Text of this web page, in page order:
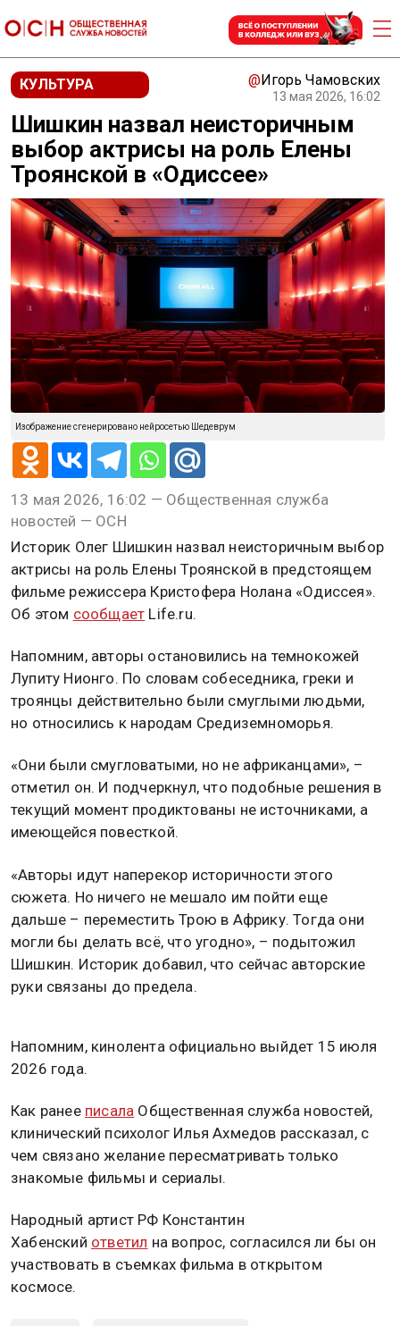
КУЛЬТУРА @Игорь Чамовских
13 мая 2026, 16:02
Шишкин назвал неисторичным
выбор актрисы на роль Елены
Троянской в «Одиссее»
Изображение сгенерировано нейросетью Шедеврум
13 мая 2026, 16:02 — Общественная служба
новостей — ОСН
Историк Олег Шишкин назвал неисторичным выбор
актрисы на роль Елены Троянской в предстоящем
фильме режиссера Кристофера Нолана «Одиссея».
Об этом сообщает Life.ru.
Напомним, авторы остановились на темнокожей
Лупиту Нионго. По словам собеседника, греки и
троянцы действительно были смуглыми людьми,
но относились к народам Средиземноморья.
«Они были смугловатыми, но не африканцами», –
отметил он. И подчеркнул, что подобные решения в
текущий момент продиктованы не источниками, а
имеющейся повесткой.
«Авторы идут наперекор историчности этого
сюжета. Но ничего не мешало им пойти еще
дальше – переместить Трою в Африку. Тогда они
могли бы делать всё, что угодно», – подытожил
Шишкин. Историк добавил, что сейчас авторские
руки связаны до предела.
Напомним, кинолента официально выйдет 15 июля
2026 года.
Как ранее писала Общественная служба новостей,
клинический психолог Илья Ахмедов рассказал, с
чем связано желание пересматривать только
знакомые фильмы и сериалы.
Народный артист РФ Константин
Хабенский ответил на вопрос, согласился ли бы он
участвовать в съемках фильма в открытом
космосе.